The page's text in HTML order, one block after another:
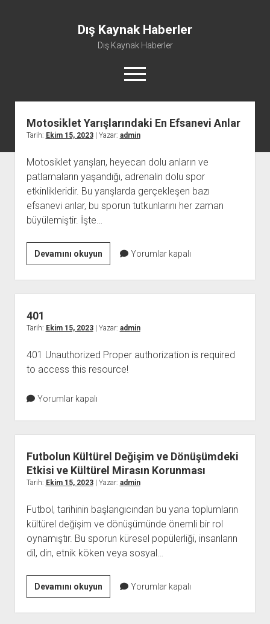
Dış Kaynak Haberler
Dış Kaynak Haberler
menüyü
aç
Facebook Beğeni Arttırma Hilesi
Instagram Türk Takipçi Yükleme
Liste
Sayfa Listesi
Kaynak
Haberler
Yazılar
Motosiklet Yarışlarındaki En Efsanevi Anlar
Tarih: Ekim 15, 2023| Yazar: admin
Motosiklet yarışları, heyecan dolu anların ve
patlamaların yaşandığı, adrenalin dolu spor
etkinlikleridir. Bu yarışlarda gerçekleşen bazı
efsanevi anlar, bu sporun tutkunlarını her zaman
büyülemiştir. İşte…
Devamını okuyunMotosiklet
Yarışlarındaki
En
Efsanevi
Yorumlar kapalı
401
Tarih: Ekim 15, 2023| Yazar: admin
401 Unauthorized Proper authorization is required
to access this resource!
Yorumlar kapalı
Futbolun Kültürel Değişim ve Dönüşümdeki
Etkisi ve Kültürel Mirasın Korunması
Tarih: Ekim 15, 2023| Yazar: admin
Futbol, tarihinin başlangıcından bu yana toplumların
kültürel değişim ve dönüşümünde önemli bir rol
oynamıştır. Bu sporun küresel popülerliği, insanların
dil, din, etnik köken veya sosyal…
Devamını okuyunFutbolun
Kültürel
Değişim
Yorumlar kapalı